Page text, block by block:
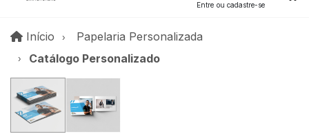
Entre ou cadastre-se
Início InícioPapelaria Personalizada
Catálogo Personalizado